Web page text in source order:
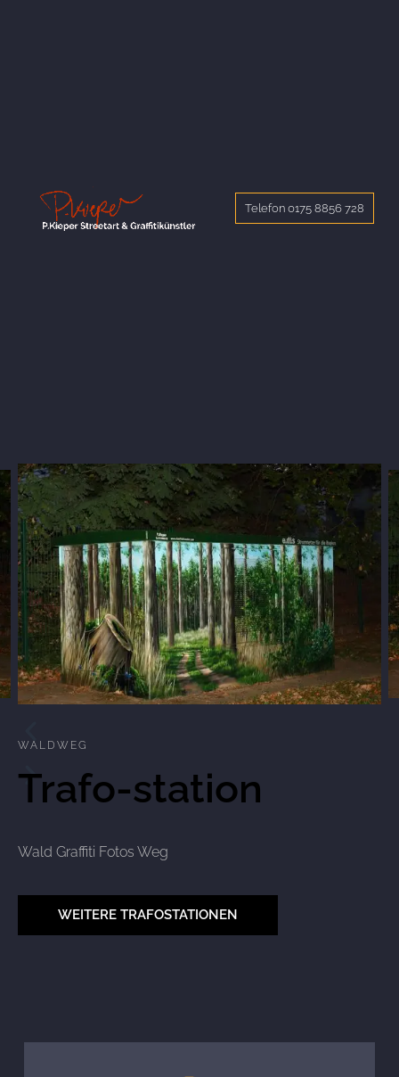
Telefon 0175 8856 728
WALDWEG
Trafo-station
Wald Graffiti Fotos Weg
WEITERE TRAFOSTATIONEN